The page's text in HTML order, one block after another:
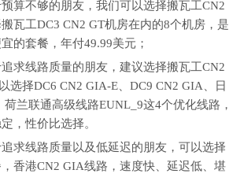
预算不够的朋友，我们可以选择搬瓦工CN2
瓦工DC3 CN2 GT机房在内的8个机房，是
的套餐，年付49.99美元；
追求线路质量的朋友，建议选择搬瓦工CN2
选择DC6 CN2 GIA-E、DC9 CN2 GIA、日
荷兰联通高级线路EUNL_9这4个优化线路，
，性价比选择。
追求线路质量以及低延迟的朋友，可以选择
香港CN2 GIA线路，速度快、延迟低、堪